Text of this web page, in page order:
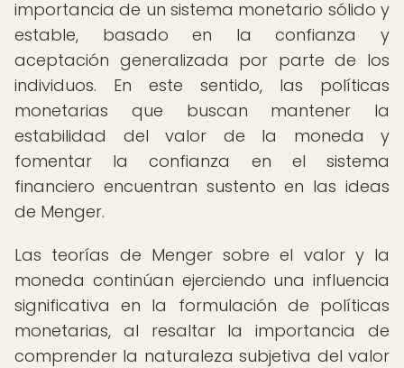
importancia de un sistema monetario sólido y
estable, basado en la confianza y
aceptación generalizada por parte de los
individuos. En este sentido, las políticas
monetarias que buscan mantener la
estabilidad del valor de la moneda y
fomentar la confianza en el sistema
financiero encuentran sustento en las ideas
de Menger.
Las teorías de Menger sobre el valor y la
moneda continúan ejerciendo una influencia
significativa en la formulación de políticas
monetarias, al resaltar la importancia de
comprender la naturaleza subjetiva del valor